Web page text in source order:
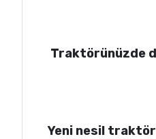
Traktörünüzde
Yeni nesil